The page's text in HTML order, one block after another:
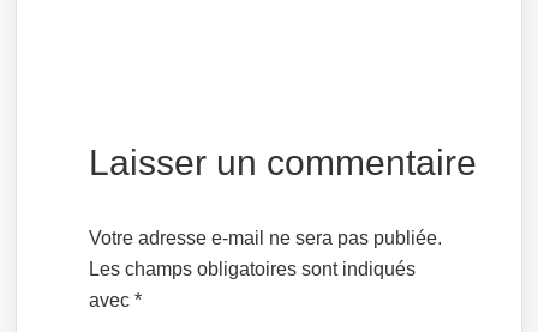
Laisser un commentaire
Votre adresse e-mail ne sera pas publiée.
Les champs obligatoires sont indiqués
avec*